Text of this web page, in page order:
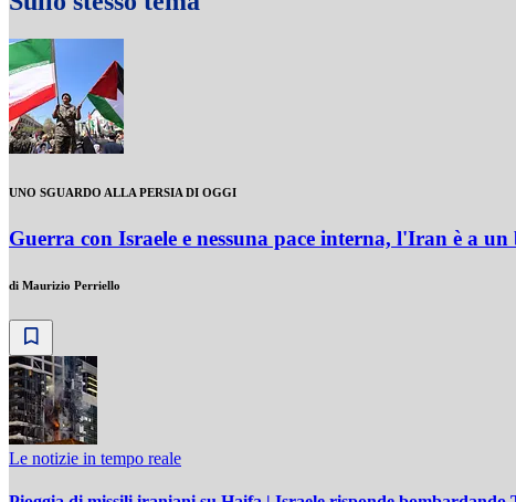
UNO SGUARDO ALLA PERSIA DI OGGI
Guerra con Israele e nessuna pace interna, l'Iran è a
di Maurizio Perriello
Le notizie in tempo reale